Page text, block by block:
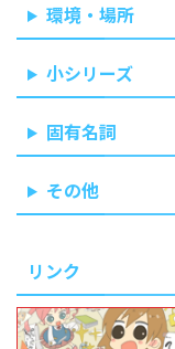
環境・場所
小シリーズ
固有名詞
その他
リンク